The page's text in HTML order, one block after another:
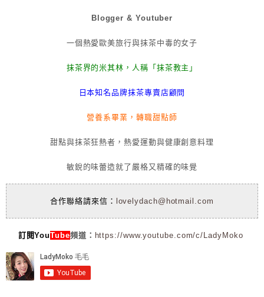
Blogger & Youtuber
一個熱愛歐美旅行與抹茶中毒的女子
抹茶界的米其林，人稱「抹茶教主」
日本知名品牌抹茶專賣店顧問
營養系畢業，轉職甜點師
甜點與抹茶狂熱者，熱愛運動與健康創意料理
敏銳的味蕾造就了嚴格又精確的味覺
合作聯絡請來信： lovelydach@hotmail.com
訂閱YouTube頻道： https://www.youtube.com/c/LadyMoko